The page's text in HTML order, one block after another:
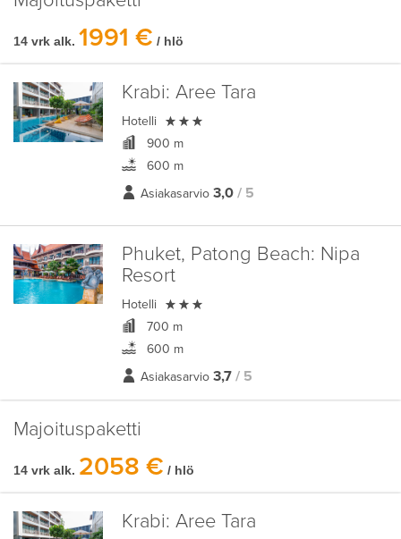
14 vrk alk. 1991 € / hlö
Krabi: Aree Tara
Hotelli 
900 m
600 m
Asiakasarvio 3,0 / 5
Phuket, Patong Beach: Nipa
Resort
Hotelli 
700 m
600 m
Asiakasarvio 3,7 / 5
Majoituspaketti
14 vrk alk. 2058 € / hlö
Krabi: Aree Tara